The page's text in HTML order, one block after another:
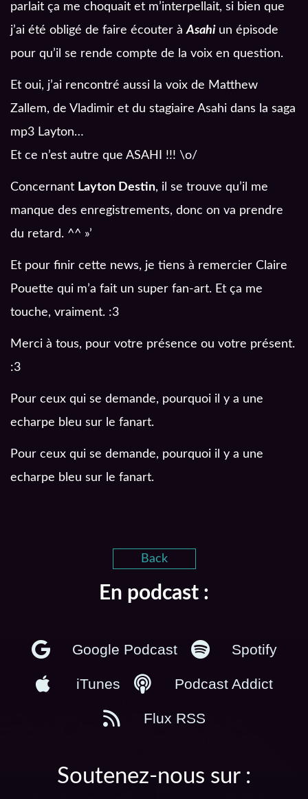
parlait ça me choquait et m’interpellait, si bien que
j’ai été obligé de faire écouter àAsahiun épisode
pour qu’il se rende compte de la voix en question.
Et oui, j’ai rencontré aussi la voix de Matthew
Zallem, de Vladimir et du stagiaire Asahi dans la saga
mp3 Layton…
Et ce n’est autre que ASAHI !!! \o/
Concernant Layton Destin, il se trouve qu’il me
manque des enregistrements, donc on va prendre
du retard. ^^ »’
Et pour finir cette news, je tiens à remercier Claire
Pouette qui m’a fait un super fan-art. Et ça me
touche, vraiment. :3
Merci à tous, pour votre présence ou votre présent.
:3
Pour ceux qui se demande, pourquoi il y a une
echarpe bleu sur le fanart.
Pour ceux qui se demande, pourquoi il y a une
echarpe bleu sur le fanart.
Back
En podcast :
Google Podcast Spotify
iTunes Podcast Addict
Flux RSS
Soutenez-nous sur :